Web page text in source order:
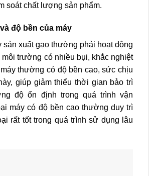
soát chất lượng sản phẩm.
độ bền của máy
sản xuất gạo thường phải hoạt động
môi trường có nhiều bụi, khắc nghiệt
thường có độ bền cao, sức chịu
giúp giảm thiểu thời gian bảo trì
độ ổn định trong quá trình vận
máy có độ bền cao thường duy trì
rất tốt trong quá trình sử dụng lâu